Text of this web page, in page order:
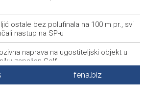
ostale bez polufinala na 100 m pr., svi
nastup na SP-u
naprava na ugostiteljski objekt u
zapaljen Golf
otvara novu izlagačku sezonu,
program
fena.biz